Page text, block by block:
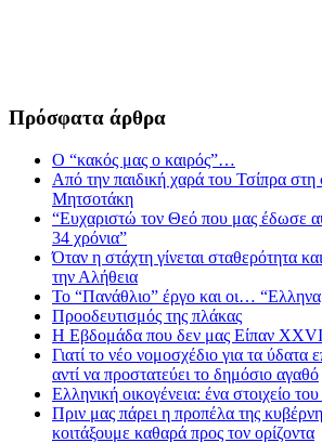
Πρόσφατα άρθρα
Ο “κακός μας ο καιρός”…
Από την παιδική χαρά του Τσίπρα στη
Μητσοτάκη
“Ευχαριστώ τον Θεό που μας έδωσε
34 χρόνια”
Όταν η στάχτη γίνεται σταθερότητα
την Αλήθεια
Το “Πανάθλιο” έργο και οι…
Προοδευτισμός της πλάκας
Η Εβδομάδα που δεν μας Είπαν
Γιατί το νέο νομοσχέδιο για τα ύδατα
αντί να προστατεύει το δημόσιο αγαθό
Ελληνική οικογένεια: ένα στοιχείο
Πριν μας πάρει η προπέλα της
κοιτάξουμε καθαρά προς τον ορίζοντα